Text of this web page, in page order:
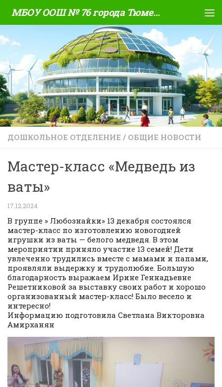
Skip to content МБОУ ООШ № 76 города Тюмени
ДОШКОЛЬНОЕ ОТДЕЛЕНИЕ / ОБЩИЕ НОВОСТИ
Мастер-класс «Медведь из
ваты»
17.12.2024
В группе » Любознайки» 13 декабря состоялся
мастер-класс по изготовлению новогодней
игрушки из ваты — белого медведя. В этом
мероприятии приняло участие 13 семей! Дети
увлеченно трудились вместе с мамами и папами,
проявляли выдержку и трудолюбие. Большую
благодарность выражаем Ирине Геннадьевне
Решетниковой за выставку своих работ и хорошо
организованный мастер-класс! Было весело и
интересно!
Информацию подготовила Светлана Викторовна
Амирханян